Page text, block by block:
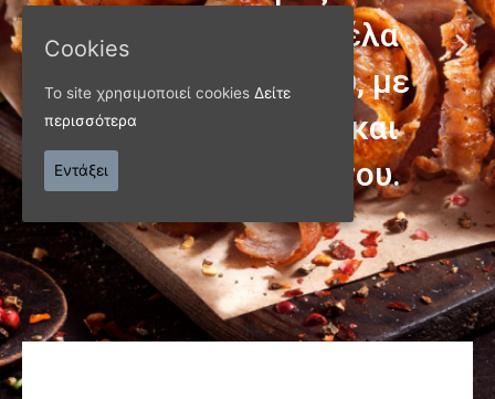
ΠΑΝΩ ΑΠΟ 40 ΧΡΟΝΙΑ
Παράγουμε προϊόντα
ποιότητας
Γνωρίστε μας
Cookies
Το site χρησιμοποιεί cookies Δείτε
περισσότερα
Εντάξει